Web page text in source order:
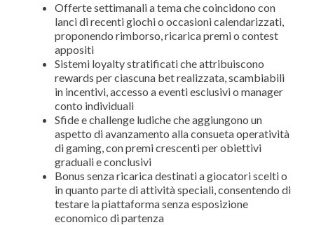
Offerte settimanali a tema che coincidono con
lanci di recenti giochi o occasioni calendarizzati,
proponendo rimborso, ricarica premi o contest
appositi
Sistemi loyalty stratificati che attribuiscono
rewards per ciascuna bet realizzata, scambiabili
in incentivi, accesso a eventi esclusivi o manager
conto individuali
Sfide e challenge ludiche che aggiungono un
aspetto di avanzamento alla consueta operatività
di gaming, con premi crescenti per obiettivi
graduali e conclusivi
Bonus senza ricarica destinati a giocatori scelti o
in quanto parte di attività speciali, consentendo di
testare la piattaforma senza esposizione
economico di partenza